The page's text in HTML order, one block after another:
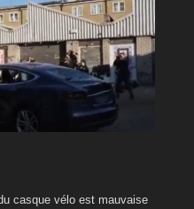
casque vélo est mauvaise